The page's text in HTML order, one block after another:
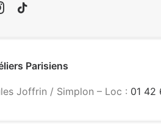
Parisiens
Joffrin / Simplon – Loc : 01 42